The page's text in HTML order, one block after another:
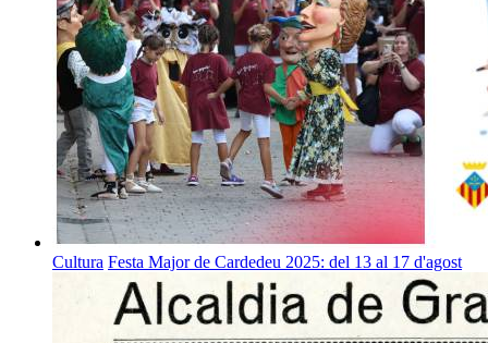
Cultura Festa Major de Cardedeu 2025: del 13 al 17 d'agost